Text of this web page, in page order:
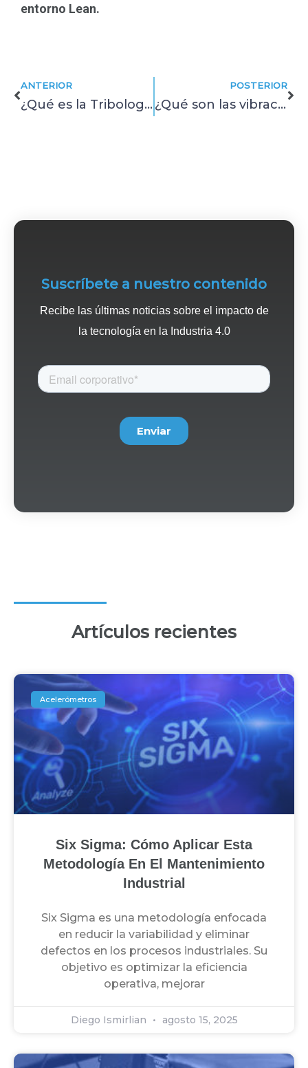
entorno Lean.
ANTERIOR
¿Qué es la Tribología? concepto, aplicaciones y su impacto en el mantenimiento
POSTERIOR
¿Qué son las vibraciones mecánicas y por qué importan en el monitoreo industrial?
Suscríbete a nuestro contenido
Recibe las últimas noticias sobre el impacto de
la tecnología en la Industria 4.0
Artículos recientes
Acelerómetros
Six Sigma: Cómo Aplicar Esta
Metodología En El Mantenimiento
Industrial
Six Sigma es una metodología enfocada
en reducir la variabilidad y eliminar
defectos en los procesos industriales. Su
objetivo es optimizar la eficiencia
operativa, mejorar
Diego Ismirlian agosto 15, 2025